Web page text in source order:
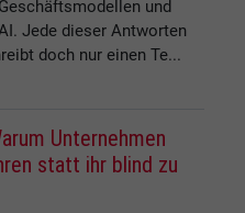
und
Jede dieser Antworten
doch nur einen Te...
Unternehmen
statt ihr blind zu